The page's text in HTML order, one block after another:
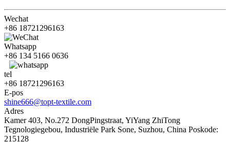
Wechat
+86 18721296163
Whatsapp
+86 134 5166 0636
tel
+86 18721296163
E-pos
shine666@topt-textile.com
Adres
Kamer 403, No.272 DongPingstraat, YiYang ZhiTong
Tegnologiegebou, Industriële Park Sone, Suzhou, China Poskode:
215128